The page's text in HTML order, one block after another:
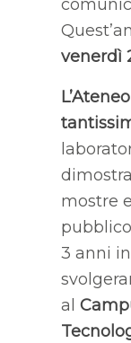
venerdì
mostre
3 anni
al